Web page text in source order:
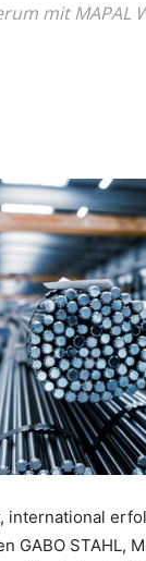
mit MAPAL
international
GABO STAHL,